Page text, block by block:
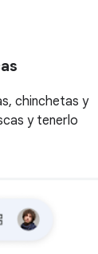
chinchetas y
y tenerlo